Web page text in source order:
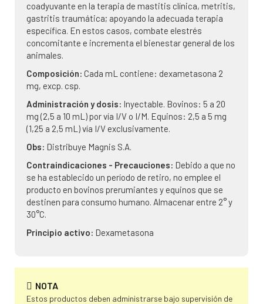
coadyuvante en la terapia de mastitis clínica, metritis,
gastritis traumática; apoyando la adecuada terapia
específica. En estos casos, combate elestrés
concomitante e incrementa el bienestar general de los
animales.
Composición: Cada mL contiene: dexametasona 2
mg, excp. csp.
Administración y dosis: Inyectable. Bovinos: 5 a 20
mg (2,5 a 10 mL) por vía I/V o I/M. Equinos: 2,5 a 5 mg
(1,25 a 2,5 mL) vía I/V exclusivamente.
Obs: Distribuye Magnis S.A.
Contraindicaciones - Precauciones: Debido a que no
se ha establecido un período de retiro, no emplee el
producto en bovinos prerumiantes y equinos que se
destinen para consumo humano. Almacenar entre 2° y
30°C.
Principio activo: Dexametasona
NOTA
Estos productos deben administrarse bajo supervisión de